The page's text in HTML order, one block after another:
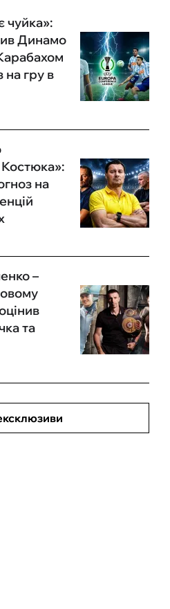
чуйка»:
Динамо
на гру в
Костюка»:
на
–
та